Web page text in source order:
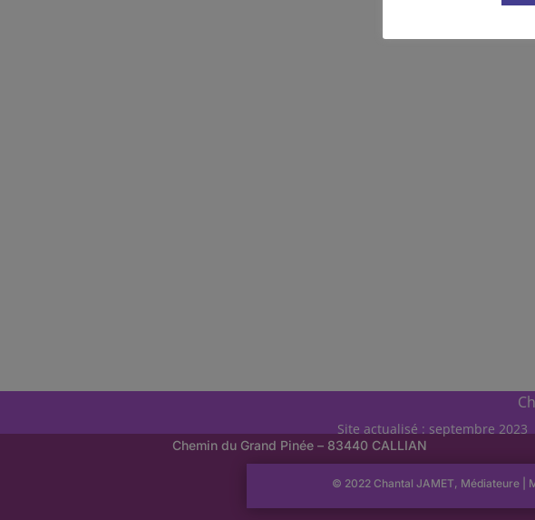
Site actualisé : septembre 2023
Chemin du Grand Pinée – 83440 CALLIAN
© 2022 Chantal JAMET, Médiateure |